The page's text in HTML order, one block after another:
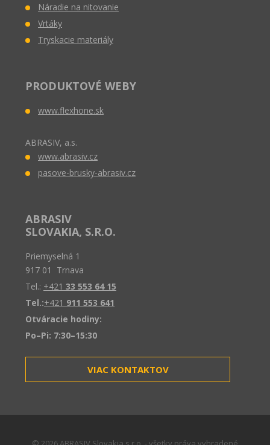
Náradie na nitovanie
Vrtáky
Tryskacie materiály
PRODUKTOVÉ WEBY
www.flexhone.sk
ABRASIV, a.s.
www.abrasiv.cz
pasove-brusky-abrasiv.cz
ABRASIV
SLOVAKIA, S.R.O.
Priemyselná 1
917 01 Trnava
Tel.: +421 33 553 64 15
Tel.:+421 911 553 641
Otváracie hodiny:
Po–Pi: 7:30–15:30
VIAC KONTAKTOV